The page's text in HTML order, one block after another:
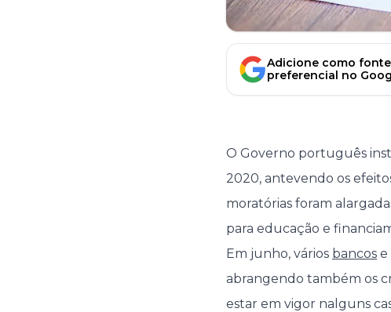
Adicione como fonte
preferencial no
O Governo português
2020, antevendo os
moratórias foram
para educação e
Em junho, vários bancos e
abrangendo também os
estar em vigor nalguns